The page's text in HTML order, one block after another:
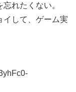
れたくない。
イして、ゲーム実